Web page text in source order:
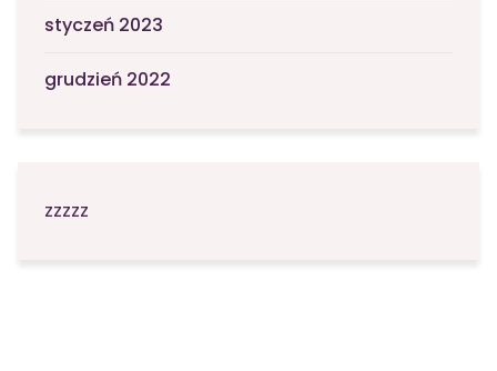
styczeń 2023
grudzień 2022
zzzzz